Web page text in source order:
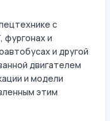
с
фургонах и
и другой
двигателем
и модели
этим